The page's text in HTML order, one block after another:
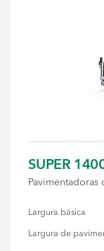
SUPER
Pavimentadoras
Largura básica
Largura de